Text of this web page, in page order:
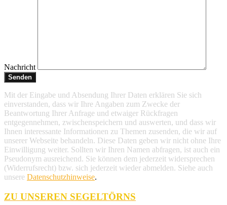
Nachricht
Mit der Eingabe und Absendung Ihrer Daten erklären Sie sich
einverstanden, dass wir Ihre Angaben zum Zwecke der
Beantwortung Ihrer Anfrage und etwaiger Rückfragen
entgegennehmen, zwischenspeichern und auswerten, und dass wir
Ihnen interessante Informationen zu Themen zusenden, die wir auf
unserer Webseite behandeln. Diese Daten geben wir nicht ohne Ihre
Einwilligung weiter. Sollten wir Ihren Namen abfragen, ist auch ein
Pseudonym ausreichend. Sie können dem jederzeit widersprechen
(Widerrufsrecht) bzw. sich jederzeit wieder abmelden. Siehe auch
unsere Datenschutzhinweise.
ZU UNSEREN SEGELTÖRNS